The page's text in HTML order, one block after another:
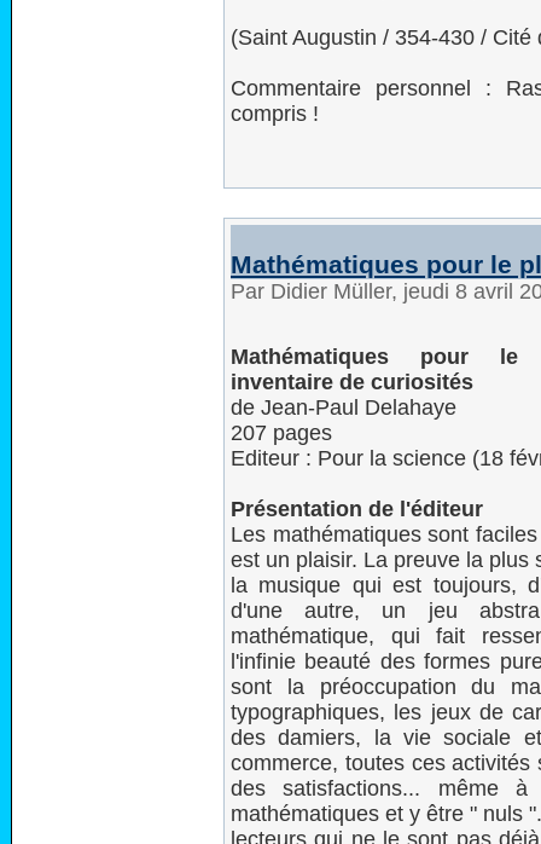
(Saint Augustin / 354-430 / Cité
Commentaire personnel :
compris !
Mathématiques pour le
Par Didier Müller, jeudi 8 avril
Mathématiques pour
inventaire de curiosités
de Jean-Paul Delahaye
207 pages
Editeur : Pour la science (18
Présentation de l'éditeur
Les mathématiques sont
est un plaisir. La preuve la plus
la musique qui est toujours,
d'une autre, un jeu
mathématique, qui fait
l'infinie beauté des formes
sont la préoccupation du
typographiques, les jeux de
des damiers, la vie sociale
commerce, toutes ces
des satisfactions... même
mathématiques et y être " nuls
lecteurs qui ne le sont pas